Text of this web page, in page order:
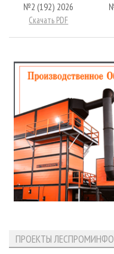
№2 (192) 2026
Скачать PDF
ПРОЕКТЫ